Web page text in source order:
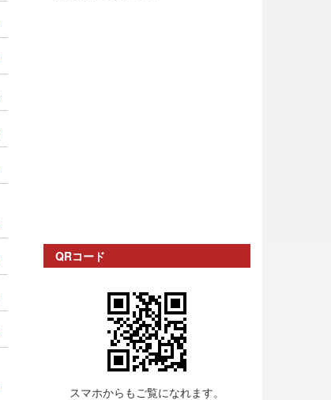
QRコード
スマホからもご覧になれます。